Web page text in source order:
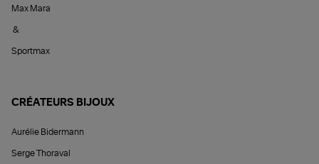
Max Mara
&
Sportmax
CRÉATEURS BIJOUX
Aurélie Bidermann
Serge Thoraval